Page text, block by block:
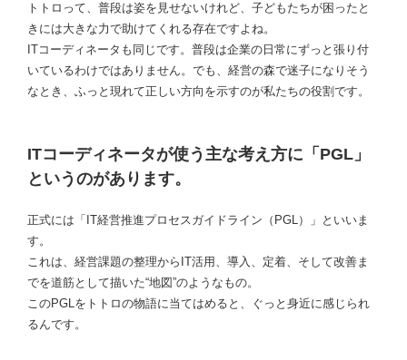
トトロって、普段は姿を見せないけれど、子どもたちが困ったと
きには大きな力で助けてくれる存在ですよね。
ITコーディネータも同じです。普段は企業の日常にずっと張り付
いているわけではありません。でも、経営の森で迷子になりそう
なとき、ふっと現れて正しい方向を示すのが私たちの役割です。
ITコーディネータが使う主な考え方に「PGL」
というのがあります。
正式には「IT経営推進プロセスガイドライン（PGL）」といいま
す。
これは、経営課題の整理からIT活用、導入、定着、そして改善ま
でを道筋として描いた“地図”のようなもの。
このPGLをトトロの物語に当てはめると、ぐっと身近に感じられ
るんです。